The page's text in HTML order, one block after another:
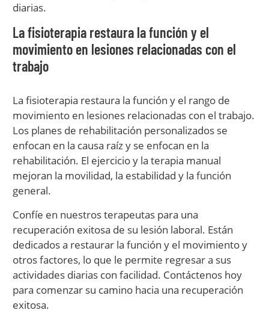
diarias.
La fisioterapia restaura la función y el
movimiento en lesiones relacionadas con el
trabajo
La fisioterapia restaura la función y el rango de
movimiento en lesiones relacionadas con el trabajo.
Los planes de rehabilitación personalizados se
enfocan en la causa raíz y se enfocan en la
rehabilitación. El ejercicio y la terapia manual
mejoran la movilidad, la estabilidad y la función
general.
Confíe en nuestros terapeutas para una
recuperación exitosa de su lesión laboral. Están
dedicados a restaurar la función y el movimiento y
otros factores, lo que le permite regresar a sus
actividades diarias con facilidad. Contáctenos hoy
para comenzar su camino hacia una recuperación
exitosa.